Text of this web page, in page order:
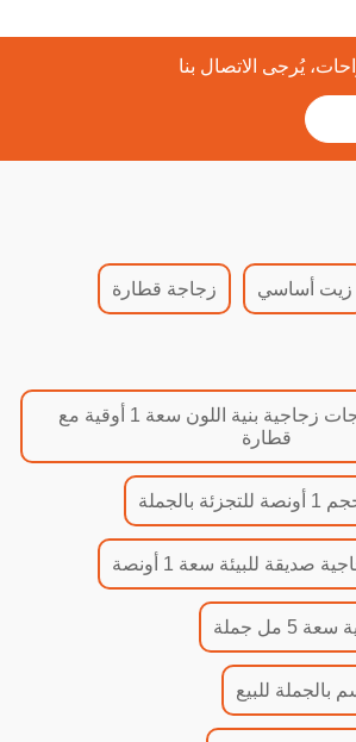
يُرجى الاتصال بنا
زيت أساسي زجاجة قطارة
بيع الجملة لزجاجات زجاجية بنية اللون سعة 1 أوقية مع
قطارة
للبيئة سعة 1 أونصة
مل جملة
بالجملة للبيع